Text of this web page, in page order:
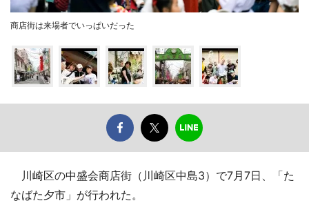
商店街は来場者でいっぱいだった
川崎区の中盛会商店街（川崎区中島3）で7月7日、「た
なばた夕市」が行われた。